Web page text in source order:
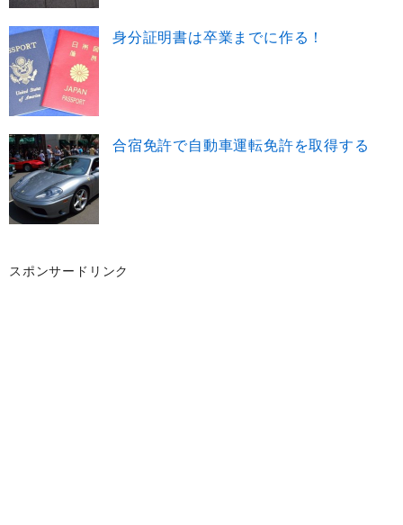
身分証明書は卒業までに作る！
合宿免許で自動車運転免許を取得する
スポンサードリンク